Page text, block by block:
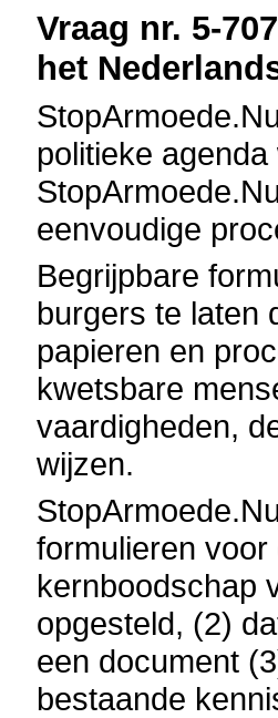
Vraag nr. 5-
het
politieke
eenvoudige
Begrijpbare
burgers te laten
papieren en
kwetsbare
vaardigheden,
wijzen.
formulieren
kernboodschap
opgesteld, (2)
een document
bestaande